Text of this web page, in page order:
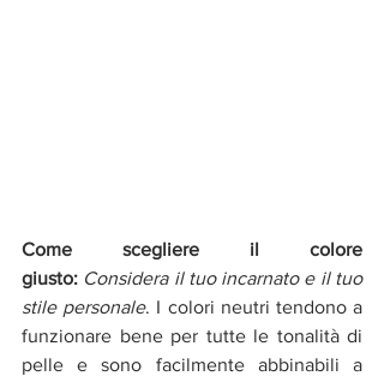
Come scegliere il colore
giusto: Considera il tuo incarnato e il tuo
stile personale. I colori neutri tendono a
funzionare bene per tutte le tonalità di
pelle e sono facilmente abbinabili a